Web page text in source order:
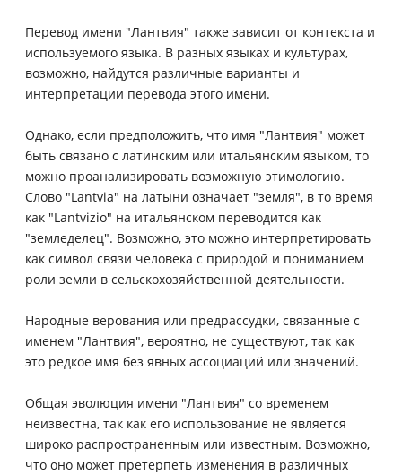
Перевод имени "Лантвия" также зависит от контекста и
используемого языка. В разных языках и культурах,
возможно, найдутся различные варианты и
интерпретации перевода этого имени.
Однако, если предположить, что имя "Лантвия" может
быть связано с латинским или итальянским языком, то
можно проанализировать возможную этимологию.
Слово "Lantvia" на латыни означает "земля", в то время
как "Lantvizio" на итальянском переводится как
"земледелец". Возможно, это можно интерпретировать
как символ связи человека с природой и пониманием
роли земли в сельскохозяйственной деятельности.
Народные верования или предрассудки, связанные с
именем "Лантвия", вероятно, не существуют, так как
это редкое имя без явных ассоциаций или значений.
Общая эволюция имени "Лантвия" со временем
неизвестна, так как его использование не является
широко распространенным или известным. Возможно,
что оно может претерпеть изменения в различных